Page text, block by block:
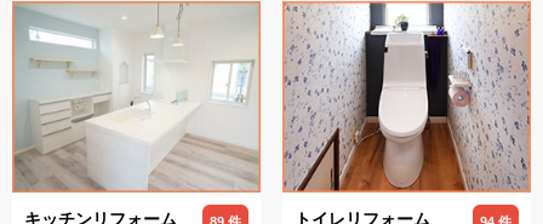
キッチンリフォーム トイレリフォーム